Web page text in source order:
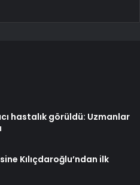
hastalık görüldü: Uzmanlar
Kılıçdaroğlu’ndan ilk